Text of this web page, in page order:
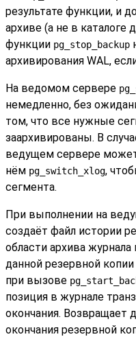
результате функции, и
архиве (а не в
функции pg_stop_backup
архивирования WAL,
На ведомом сервере
немедленно, без
том, что все нужные
заархивированы. В
ведущем сервере
нём pg_switch_xlog,
сегмента.
При выполнении на
создаёт файл истории
области архива
данной резервной
при вызове
позиция в журнале
окончания. Возвращает
окончания резервной